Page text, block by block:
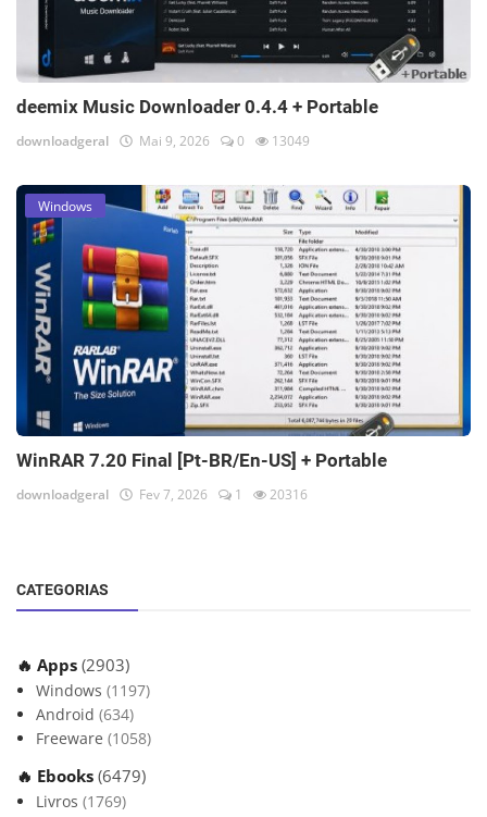
deemix Music Downloader 0.4.4 + Portable
downloadgeral Mai 9, 2026 0 13049
Windows
WinRAR 7.20 Final [Pt-BR/En-US] + Portable
downloadgeral Fev 7, 2026 1 20316
CATEGORIAS
🔥 Apps (2903)
Windows (1197)
Android (634)
Freeware (1058)
🔥 Ebooks (6479)
Livros (1769)